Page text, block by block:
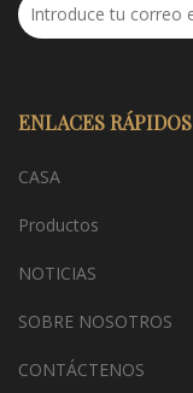
ENLACES RÁPIDOS
CASA
Productos
NOTICIAS
SOBRE NOSOTROS
CONTÁCTENOS